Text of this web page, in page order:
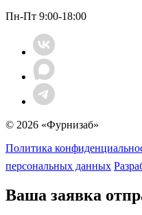
Пн-Пт 9:00-18:00
© 2026 «Фурнизаб»
Политика
персональных данных
Ваша заявка